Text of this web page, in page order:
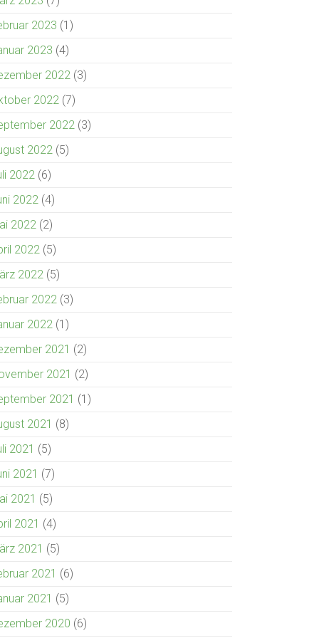
2023 (1)
2023 (4)
2022 (3)
2022 (7)
2022 (3)
2022 (5)
2022 (6)
2022 (4)
2022 (2)
2022 (5)
2022 (5)
2022 (3)
2022 (1)
2021 (2)
2021 (2)
2021 (1)
2021 (8)
2021 (5)
2021 (7)
2021 (5)
2021 (4)
2021 (5)
2021 (6)
2021 (5)
2020 (6)